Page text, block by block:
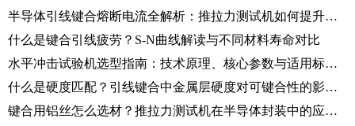
半导体引线键合熔断电流全解析：推拉力测试机如何提升器件可靠性？
什么是键合引线疲劳？S-N曲线解读与不同材料寿命对比
水平冲击试验机选型指南：技术原理、核心参数与适用标准全解析
什么是硬度匹配？引线键合中金属层硬度对可键合性的影响解析
键合用铝丝怎么选材？推拉力测试机在半导体封装中的应用解析